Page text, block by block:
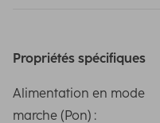
Propriétés spécifiques
Alimentation en mode
marche (Pon) :